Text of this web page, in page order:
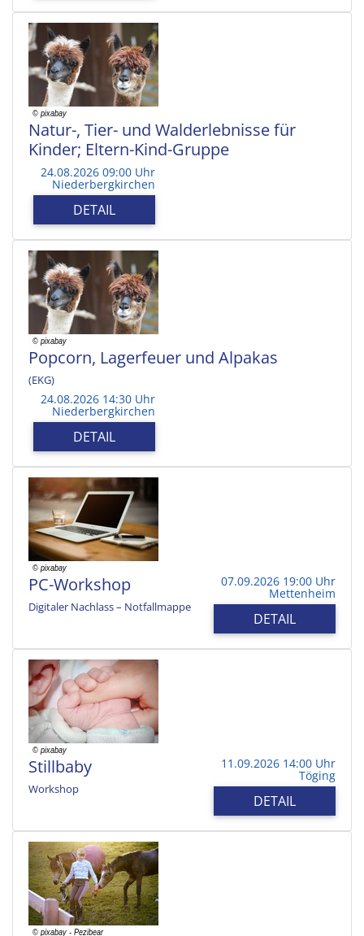
Natur-, Tier- und Walderlebnisse für
Kinder; Eltern-Kind-Gruppe
24.08.2026 09:00 Uhr
Niederbergkirchen
DETAIL
Popcorn, Lagerfeuer und Alpakas
(EKG)
24.08.2026 14:30 Uhr
Niederbergkirchen
DETAIL
PC-Workshop
Digitaler Nachlass – Notfallmappe
07.09.2026 19:00 Uhr
Mettenheim
DETAIL
Stillbaby
Workshop
11.09.2026 14:00 Uhr
Töging
DETAIL